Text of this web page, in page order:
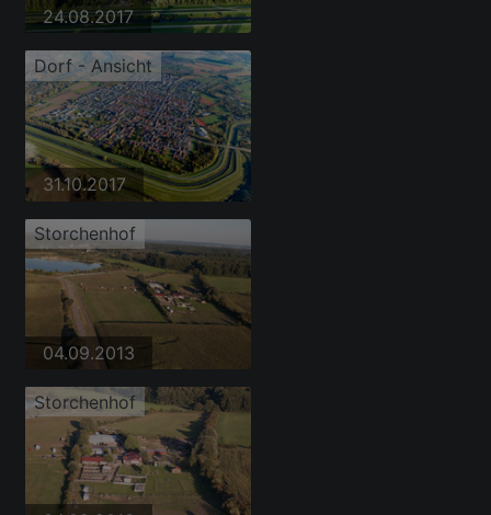
24.08.2017
Dorf - Ansicht
31.10.2017
Storchenhof
04.09.2013
Storchenhof